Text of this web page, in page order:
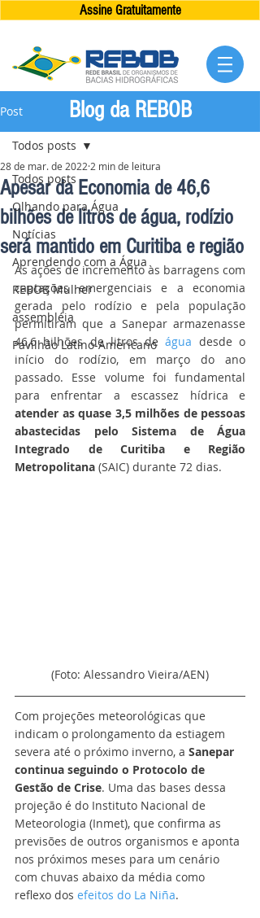
Assine Gratuitamente
Post
Todos posts
Olhando para Água
Notícias
Aprendendo com a Água
REBOB Mulher
assembléia
Pavilhão Latino-Americano
Todos posts
Apesar da Economia de 46,6
bilhões de litros de água, rodízio
será mantido em Curitiba e região
28 de mar. de 2022 2 min de leitura
As ações de incremento às barragens com
captações emergenciais e a economia
gerada pelo rodízio e pela população
permitiram que a Sanepar armazenasse
46,6 bilhões de litros de água desde o
início do rodízio, em março do ano
passado. Esse volume foi fundamental
atender as quase 3,5 milhões de pessoas
abastecidas pelo Sistema de Água
Integrado de Curitiba e Região
Metropolitana (SAIC) durante 72 dias.
(Foto: Alessandro Vieira/AEN)
Com projeções meteorológicas que
indicam o prolongamento da estiagem
severa até o próximo inverno, a Sanepar
continua seguindo o Protocolo de
Gestão de Crise. Uma das bases dessa
projeção é do Instituto Nacional de
Meteorologia (Inmet), que confirma as
previsões de outros organismos e aponta
nos próximos meses para um cenário
com chuvas abaixo da média como
reflexo dos efeitos do La Niña.
Blog da REBOB